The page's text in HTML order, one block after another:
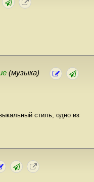
(музыка)
стиль, одно из